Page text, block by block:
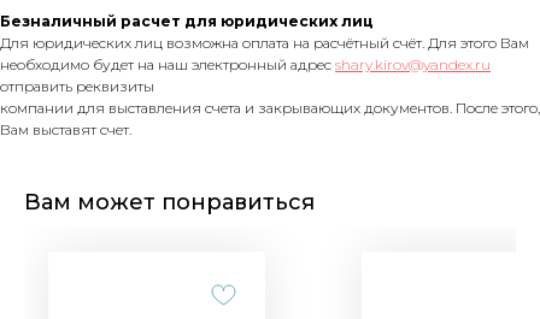
Безналичный расчет для юридических лиц
Для юридических лиц возможна оплата на расчётный счёт. Для этого Вам
необходимо будет на наш электронный адрес shary.kirov@yandex.ru
отправить реквизиты
компании для выставления счета и закрывающих документов. После этого,
Вам выставят счет.
Вам может понравиться